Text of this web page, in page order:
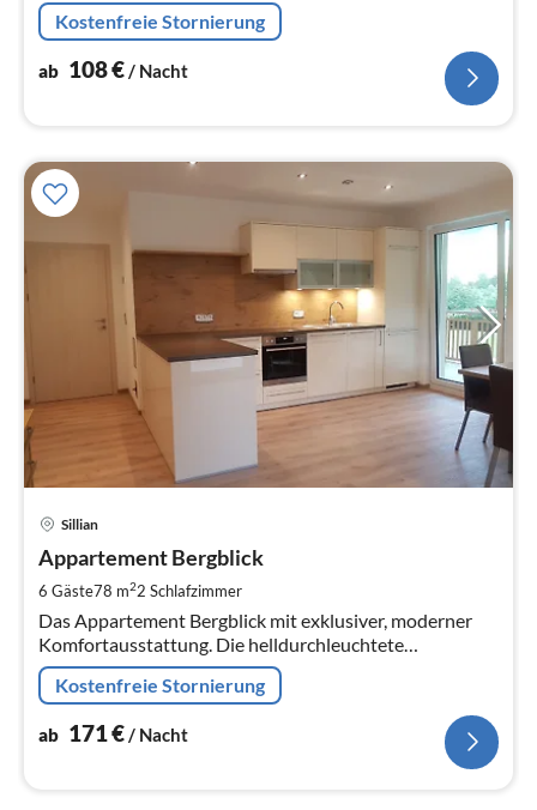
Kostenfreie Stornierung
ab 108€/ Nacht
Sillian
Appartement Bergblick
6 Gäste78 m22 Schlafzimmer
Das Appartement Bergblick mit exklusiver, moderner
Komfortausstattung. Die helldurchleuchtete
Wohnküche bietet einen Ausgang auf die Loggia, sowie
auf einen großen Balkon.
Kostenfreie Stornierung
ab 171€/ Nacht